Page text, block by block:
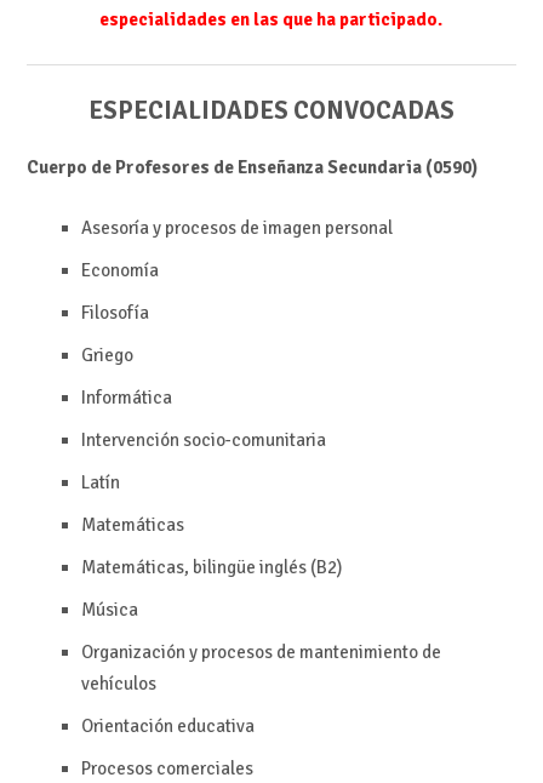
especialidades en las que ha participado.
ESPECIALIDADES CONVOCADAS
Cuerpo de Profesores de Enseñanza Secundaria (0590)
Asesoría y procesos de imagen personal
Economía
Filosofía
Griego
Informática
Intervención socio-comunitaria
Latín
Matemáticas
Matemáticas, bilingüe inglés (B2)
Música
Organización y procesos de mantenimiento de
vehículos
Orientación educativa
Procesos comerciales